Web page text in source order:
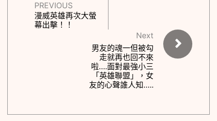
PREVIOUS
漫威英雄再次大螢
幕出擊！！
Next
男友的魂一但被勾
走就再也回不來
啦….面對最強小三
「英雄聯盟」，女
友的心聲誰人知…..